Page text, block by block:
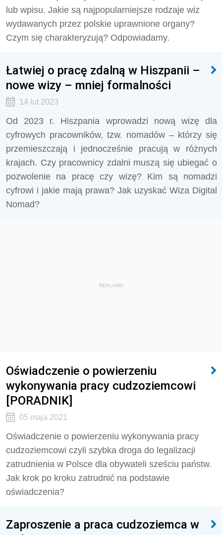
lub wpisu. Jakie są najpopularniejsze rodzaje wiz
wydawanych przez polskie uprawnione organy?
Czym się charakteryzują? Odpowiadamy.
Łatwiej o pracę zdalną w Hiszpanii –
nowe wizy – mniej formalności
14 lut 2023
Od 2023 r. Hiszpania wprowadzi nową wizę dla
cyfrowych pracowników, tzw. nomadów – którzy się
przemieszczają i jednocześnie pracują w różnych
krajach. Czy pracownicy zdalni muszą się ubiegać o
pozwolenie na pracę czy wizę? Kim są nomadzi
cyfrowi i jakie mają prawa? Jak uzyskać Wiza Digital
Nomad?
REKLAMA
Oświadczenie o powierzeniu
wykonywania pracy cudzoziemcowi
[PORADNIK]
05 maja 2021
Oświadczenie o powierzeniu wykonywania pracy
cudzoziemcowi czyli szybka droga do legalizacji
zatrudnienia w Polsce dla obywateli sześciu państw.
Jak krok po kroku zatrudnić na podstawie
oświadczenia?
Zaproszenie a praca cudzoziemca w